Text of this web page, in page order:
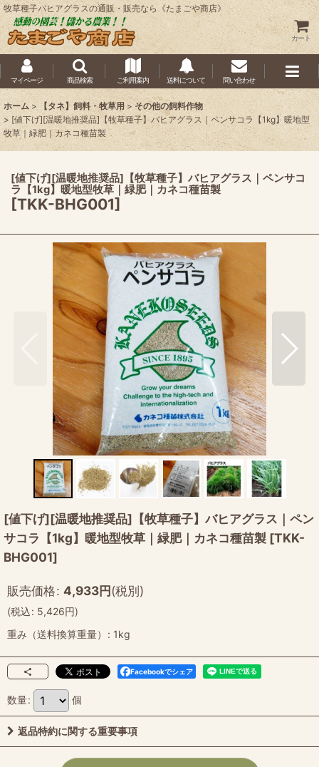
牧草種子バヒアグラスの通販・販売なら《たまごや商店》
カート
マイページ 商品検索 ご利用案内 送料について 問い合わせ
ホーム > 【タネ】飼料・牧草用 > その他の飼料作物
> [値下げ][温暖地推奨品]【牧草種子】バヒアグラス｜ペンサコラ【1kg】暖地型
牧草｜緑肥｜カネコ種苗製
[値下げ][温暖地推奨品]【牧草種子】バヒアグラス｜ペンサコ
ラ【1kg】暖地型牧草｜緑肥｜カネコ種苗製
[TKK-BHG001]
[値下げ][温暖地推奨品]【牧草種子】バヒアグラス｜ペン
サコラ【1kg】暖地型牧草｜緑肥｜カネコ種苗製 [TKK-
BHG001]
販売価格: 4,933円(税別)
(税込: 5,426円)
重み（送料換算重量）
: 1kg
Facebookでシェア
数量: 個
返品特約に関する重要事項